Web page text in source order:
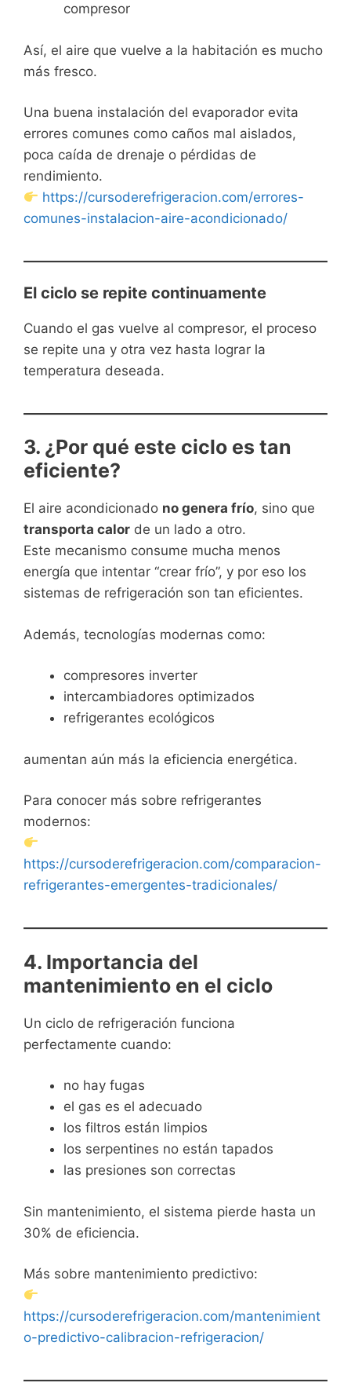
compresor
Así, el aire que vuelve a la habitación es mucho
más fresco.
Una buena instalación del evaporador evita
errores comunes como caños mal aislados,
poca caída de drenaje o pérdidas de
rendimiento.
https://cursoderefrigeracion.com/errores-
comunes-instalacion-aire-acondicionado/
El ciclo se repite continuamente
Cuando el gas vuelve al compresor, el proceso
se repite una y otra vez hasta lograr la
temperatura deseada.
3. ¿Por qué este ciclo es tan
eficiente?
El aire acondicionado no genera frío, sino que
transporta calor de un lado a otro.
Este mecanismo consume mucha menos
energía que intentar “crear frío”, y por eso los
sistemas de refrigeración son tan eficientes.
Además, tecnologías modernas como:
compresores inverter
intercambiadores optimizados
refrigerantes ecológicos
aumentan aún más la eficiencia energética.
Para conocer más sobre refrigerantes
modernos:
https://cursoderefrigeracion.com/comparacion-
refrigerantes-emergentes-tradicionales/
4. Importancia del
mantenimiento en el ciclo
Un ciclo de refrigeración funciona
perfectamente cuando:
no hay fugas
el gas es el adecuado
los filtros están limpios
los serpentines no están tapados
las presiones son correctas
Sin mantenimiento, el sistema pierde hasta un
30% de eficiencia.
Más sobre mantenimiento predictivo:
https://cursoderefrigeracion.com/mantenimient
o-predictivo-calibracion-refrigeracion/